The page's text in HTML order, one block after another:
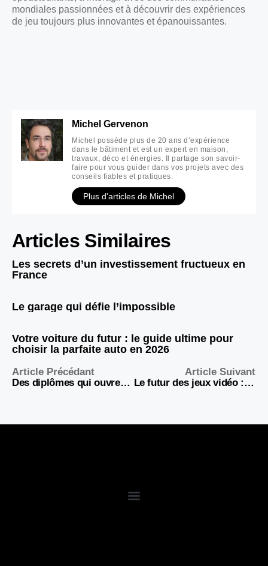
mondiales passionnées et à découvrir des expériences
de jeu toujours plus innovantes et épanouissantes.
Michel Gervenon
Michel possède plus de 20 ans d’expérience
dans le bâtiment et est un expert en maison,
travaux, déco et énergies. Il partage son savoir-
faire pour vous guider dans vos projets avec des
conseils fiables et pratiques.
Plus d'articles de Michel
Articles Similaires
Les secrets d’un investissement fructueux en
France
Le garage qui défie l’impossible
Votre voiture du futur : le guide ultime pour
choisir la parfaite auto en 2026
Article Précédant
Des diplômes qui ouvrent les portes du succès
Article Suivant
Le futur des jeux vidéo : prédictions pour 2026